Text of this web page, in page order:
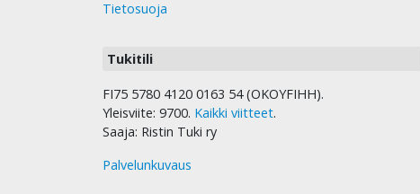
Tietosuoja
Tukitili
FI75 5780 4120 0163 54 (OKOYFIHH).
Yleisviite: 9700. Kaikki viitteet.
Saaja: Ristin Tuki ry
Palvelunkuvaus